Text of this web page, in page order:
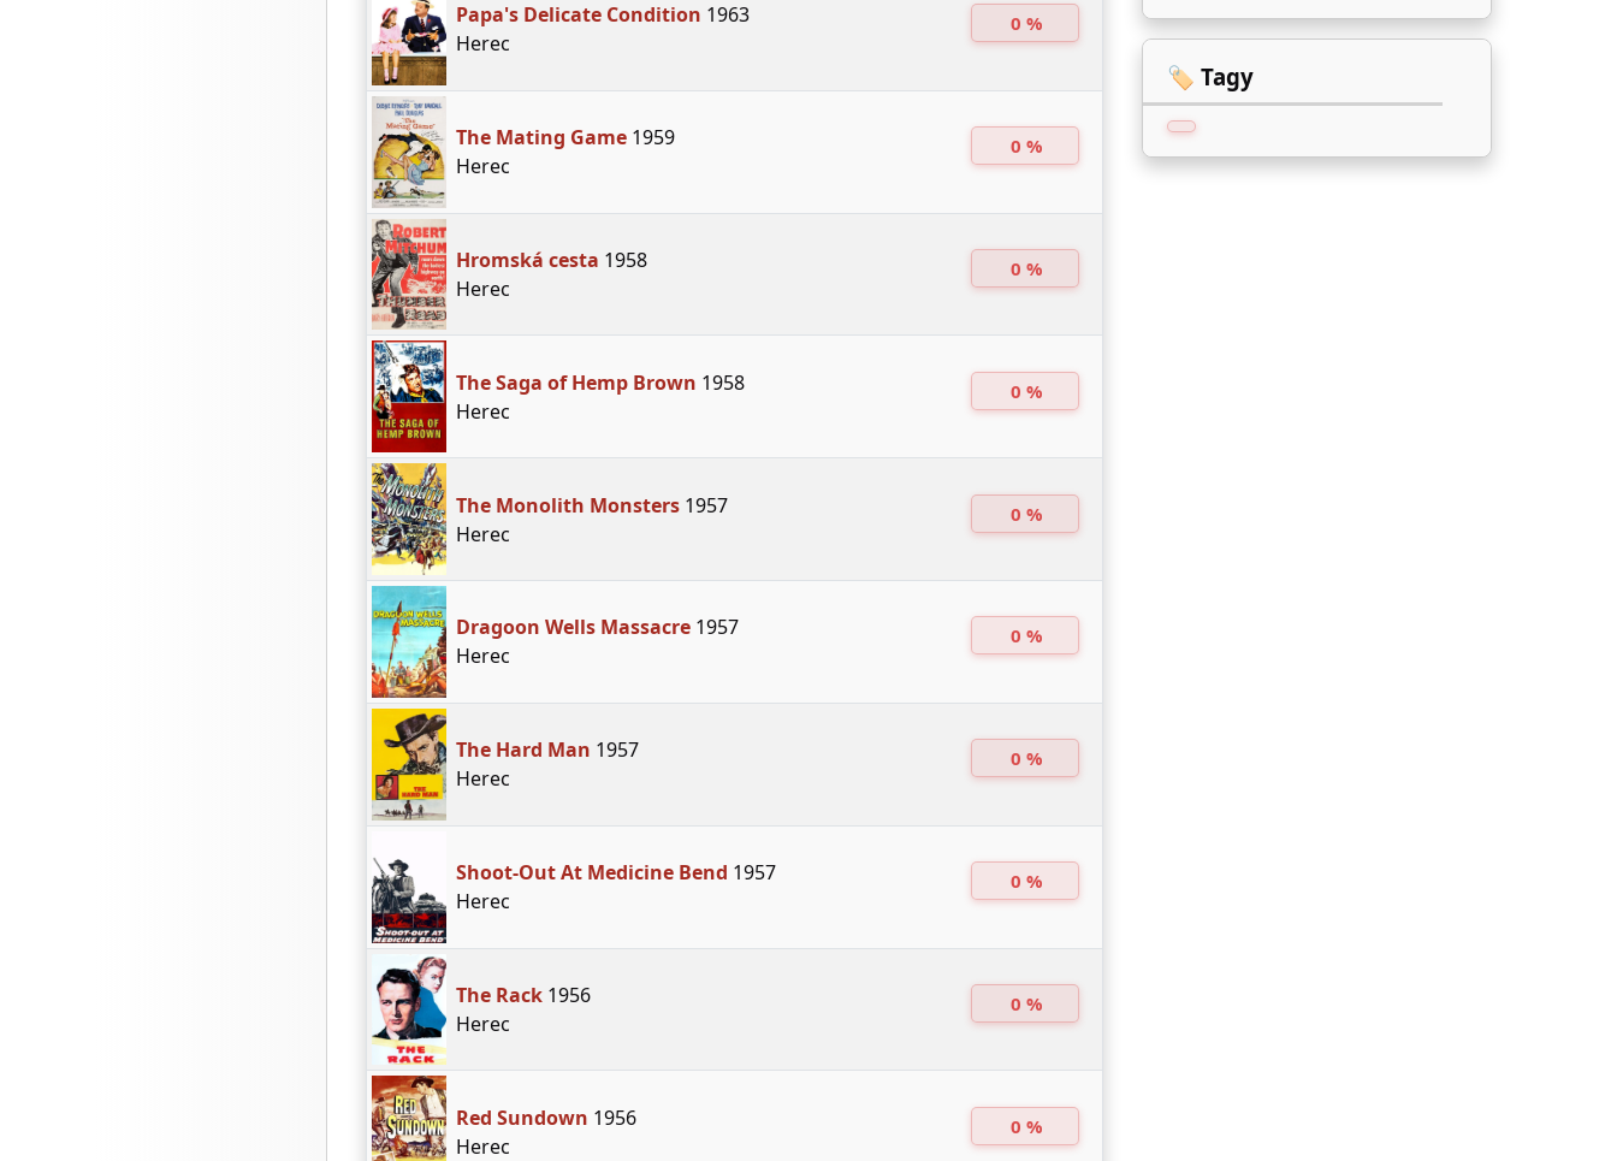
Papa's Delicate Condition 1963
Herec
0 %
The Mating Game1959
Herec
0 %
Hromská cesta 1958
Herec
0 %
The Saga of Hemp Brown 1958
Herec
0 %
The Monolith Monsters1957
Herec
0 %
Dragoon Wells Massacre1957
Herec
0 %
The Hard Man 1957
Herec
0 %
Shoot-Out At Medicine Bend 1957
Herec
0 %
The Rack1956
Herec
0 %
Red Sundown 1956
Herec
0 %
🏷️ Tagy